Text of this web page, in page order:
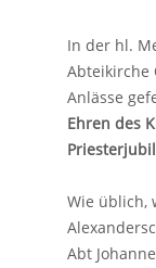
In der hl.
Abteikirche
Anlässe
Ehren des
Wie üblich,
Abt